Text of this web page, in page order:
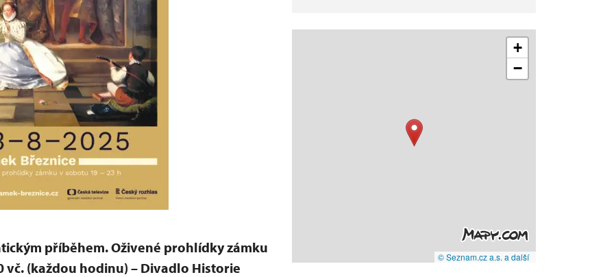
příběhem. Oživené prohlídky zámku
vč. (každou hodinu) – Divadlo Historie
+
−
© Seznam.cz a.s. a další